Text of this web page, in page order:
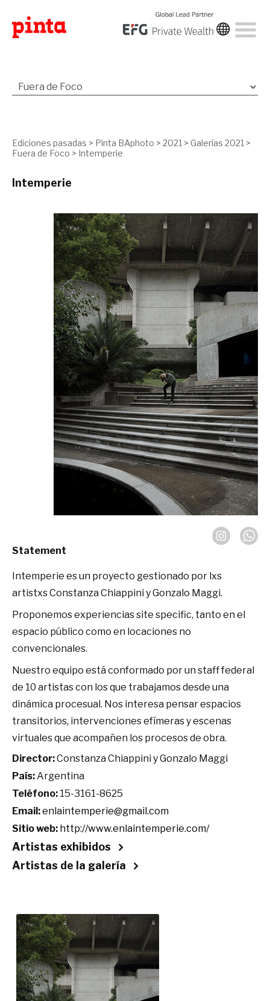
Ediciones pasadas > Pinta BAphoto > 2021 > Galerías 2021 >
Fuera de Foco > Intemperie
Intemperie
Statement
Intemperie es un proyecto gestionado por lxs
artistxs Constanza Chiappini y Gonzalo Maggi.
Proponemos experiencias site specific, tanto en el
espacio público como en locaciones no
convencionales.
Nuestro equipo está conformado por un staff federal
de 10 artistas con los que trabajamos desde una
dinámica procesual. Nos interesa pensar espacios
transitorios, intervenciones efímeras y escenas
virtuales que acompañen los procesos de obra.
Director:Constanza Chiappini y Gonzalo Maggi
País:Argentina
Teléfono: 15-3161-8625
Email:enlaintemperie@gmail.com
Sitio web: http://www.enlaintemperie.com/
Artistas exhibidos
Artistas de la galería